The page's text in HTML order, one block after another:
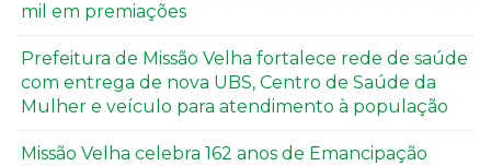
mil em premiações
Prefeitura de Missão Velha fortalece rede de saúde
com entrega de nova UBS, Centro de Saúde da
Mulher e veículo para atendimento à população
Missão Velha celebra 162 anos de Emancipação